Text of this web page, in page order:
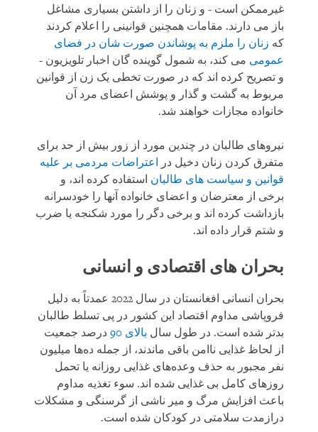
غیرممکن است - و زنان را از داشتن بسیاری مشاغل
باز می دارند. مقامات همچنین قوانینی را اعلام کردند
که زنان را ملزم به پوشاندن صورت شان در فضای
عمومی می کند، به شمول گوینده گان اخبار تلویزیون -
و تصریح کرده اند که در صورت تخطی یک زن از قوانین
مربوط به گشت و گذار و پوشش اعضای مرد آن
خانواده مجازات خواهند شد.
نیروهای طالبان در چندین مورد از زور بیش از حد برای
متفرق کردن زنان دخیل در اعتراضات مردمی بر علیه
قوانین و سیاست های طالبان استفاده کرده اند، و
برخی از معترضان و اعضای خانواده آنها را خودسرانه
بازداشت کرده اند و برخی دگر را مورد شکنجه یا ضرب
و شتم قرار داده اند.
بحران های اقتصادی و انسانی
بحران انسانی افغانستان در سال 2022 عمدتاً به دلیل
فروپاشی مداوم اقتصاد این کشور در پی تسلط طالبان
بدتر شده است. در طول سال بالای 90
درصد جمعیت
از لحاظ غذایی ناامن باقی ماندند، از جمله ده‌ها میلیون
نفر مجبور به حذف وعده‌های غذایی روزانه یا تحمل
روزهای کامل بی غذایی شده اند. سوء تغذیه مداوم
باعث افزایش مرگ و میر ناشی از گرسنگی و مشکلات
درازمدت سلامتی در کودکان شده است.